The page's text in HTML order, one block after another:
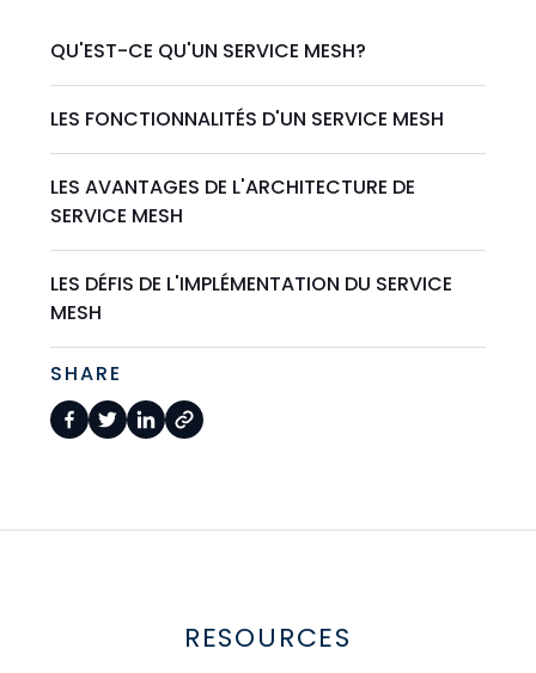
QU'EST-CE QU'UN SERVICE MESH?
LES FONCTIONNALITÉS D'UN SERVICE MESH
LES AVANTAGES DE L'ARCHITECTURE DE
SERVICE MESH
LES DÉFIS DE L'IMPLÉMENTATION DU SERVICE
MESH
SHARE
RESOURCES